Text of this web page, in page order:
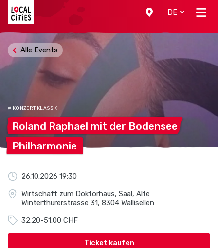
DE
Alle Events
# KONZERT KLASSIK
Roland Raphael mit der Bodensee
Philharmonie
26.10.2026 19:30
Wirtschaft zum Doktorhaus, Saal, Alte
Winterthurerstrasse 31, 8304 Wallisellen
32.20-51.00 CHF
Ticket kaufen